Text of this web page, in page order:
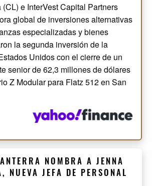
e InterVest Capital Partners
global de inversiones alternativas
especializadas y bienes
la segunda inversión de la
Unidos con el cierre de un
senior de 62,3 millones de dólares
Z Modular para Flatz 512 en San
NOMBRA A JENNA
NUEVA JEFA DE PERSONAL